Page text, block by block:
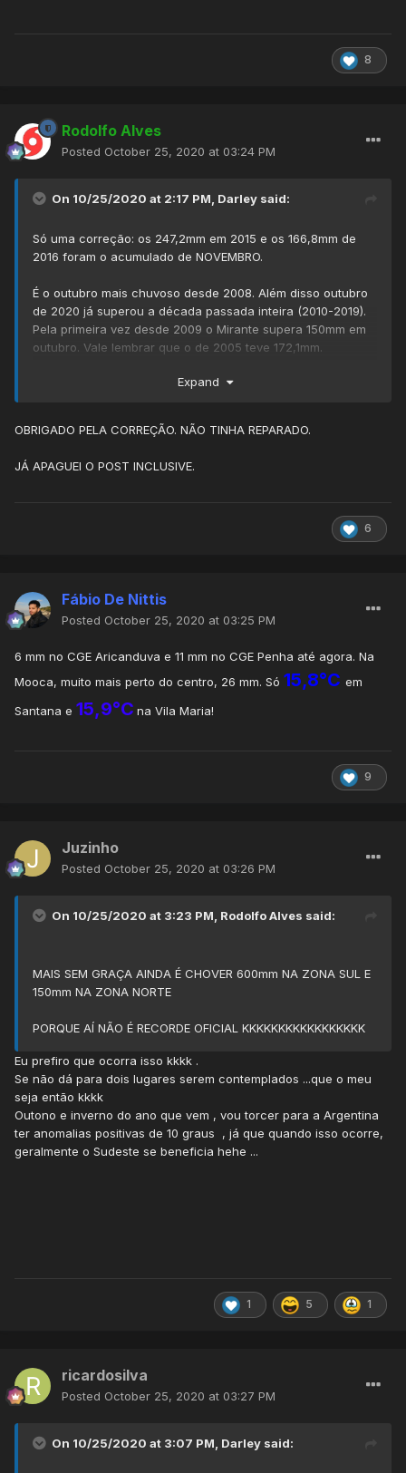
8
Rodolfo Alves
Posted October 25, 2020 at 03:24 PM
On 10/25/2020 at 2:17 PM, Darley said:
Só uma correção: os 247,2mm em 2015 e os 166,8mm de
2016 foram o acumulado de NOVEMBRO.
É o outubro mais chuvoso desde 2008. Além disso outubro
de 2020 já superou a década passada inteira (2010-2019).
Pela primeira vez desde 2009 o Mirante supera 150mm em
outubro. Vale lembrar que o de 2005 teve 172,1mm.
Outro detalhe: desde a última segunda, o Mirante
semana choveu praticamente o mês inteiro apenas neste
período.
Expand
OBRIGADO PELA CORREÇÃO. NÃO TINHA REPARADO.
JÁ APAGUEI O POST INCLUSIVE.
6
Fábio De Nittis
Posted October 25, 2020 at 03:25 PM
6 mm no CGE Aricanduva e 11 mm no CGE Penha até agora. Na
Mooca, muito mais perto do centro, 26 mm. Só 15,8°C em
Santana e 15,9°C na Vila Maria!
9
Juzinho
Posted October 25, 2020 at 03:26 PM
On 10/25/2020 at 3:23 PM, Rodolfo Alves said:
MAIS SEM GRAÇA AINDA É CHOVER 600mm NA ZONA SUL E
150mm NA ZONA NORTE
PORQUE AÍ NÃO É RECORDE OFICIAL KKKKKKKKKKKKKKKKK
Eu prefiro que ocorra isso kkkk .
Se não dá para dois lugares serem contemplados ...que o meu
seja então kkkk
Outono e inverno do ano que vem , vou torcer para a Argentina
ter anomalias positivas de 10 graus , já que quando isso ocorre,
geralmente o Sudeste se beneficia hehe ...
1 5 1
ricardosilva
Posted October 25, 2020 at 03:27 PM
On 10/25/2020 at 3:07 PM, Darley said: